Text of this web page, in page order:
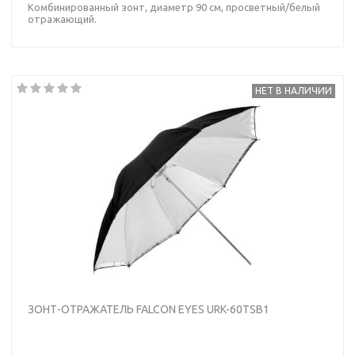
Комбинированный зонт, диаметр 90 см, просветный/белый
отражающий.
НЕТ В НАЛИЧИИ
ЗОНТ-ОТРАЖАТЕЛЬ FALCON EYES URK-60TSB1